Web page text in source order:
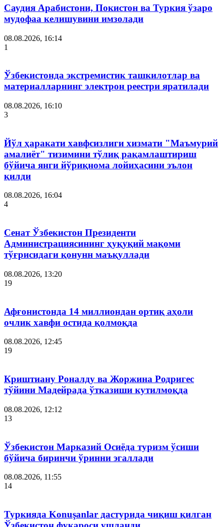
Саудия Арабистони, Покистон ва Туркия ўзаро
мудофаа келишувини имзолади
08.08.2026, 16:14
1
Ўзбекистонда экстремистик ташкилотлар ва
материалларнинг электрон реестри яратилади
08.08.2026, 16:10
3
Йўл ҳаракати хавфсизлиги хизмати "Маъмурий
амалиёт" тизимини тўлиқ рақамлаштириш
бўйича янги йўриқнома лойиҳасини эълон
қилди
08.08.2026, 16:04
4
Сенат Ўзбекистон Президенти
Администрациясининг ҳуқуқий мақоми
тўғрисидаги қонунн маъқуллади
08.08.2026, 13:20
19
Афғонистонда 14 миллиондан ортиқ аҳоли
очлик хавфи остида қолмоқда
08.08.2026, 12:45
19
Криштиану Роналду ва Жоржина Родригес
тўйини Мадейрада ўтказиши кутилмоқда
08.08.2026, 12:12
13
Ўзбекистон Марказий Осиёда туризм ўсиши
бўйича биринчи ўринни эгаллади
08.08.2026, 11:55
14
Туркияда Konuşanlar дастурида чиқиш қилган